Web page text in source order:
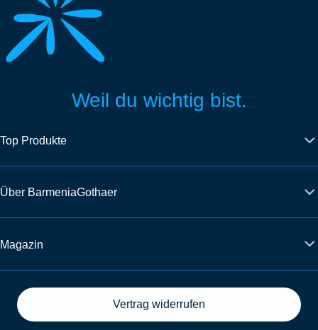
Weil du wichtig bist.
Top Produkte
Über BarmeniaGothaer
Magazin
Vertrag widerrufen